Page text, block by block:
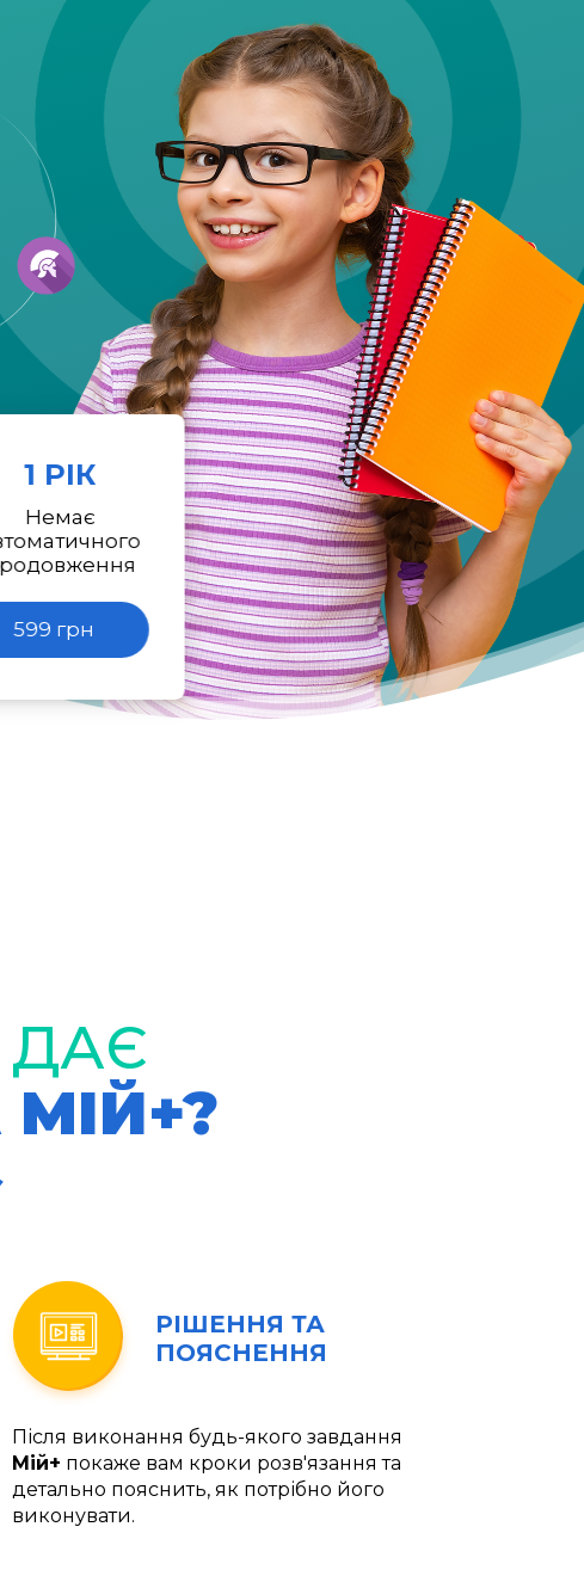
1 РІК
Немає
599 грн
РІШЕННЯ ТА
ПОЯСНЕННЯ
Після виконання будь-якого завдання
Мій+ покаже вам кроки розв'язання та
детально пояснить, як потрібно його
виконувати.